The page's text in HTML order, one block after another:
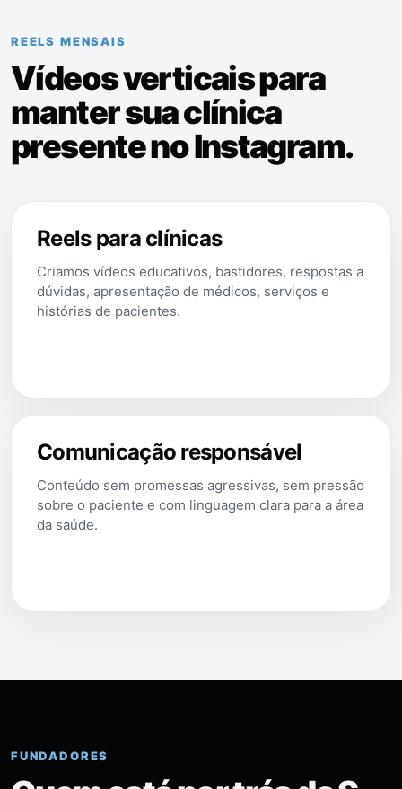
REELS MENSAIS
Vídeos verticais para
manter sua clínica
presente no Instagram.
Reels para clínicas
Criamos vídeos educativos, bastidores, respostas a
dúvidas, apresentação de médicos, serviços e
histórias de pacientes.
Comunicação responsável
Conteúdo sem promessas agressivas, sem pressão
sobre o paciente e com linguagem clara para a área
da saúde.
FUNDADORES